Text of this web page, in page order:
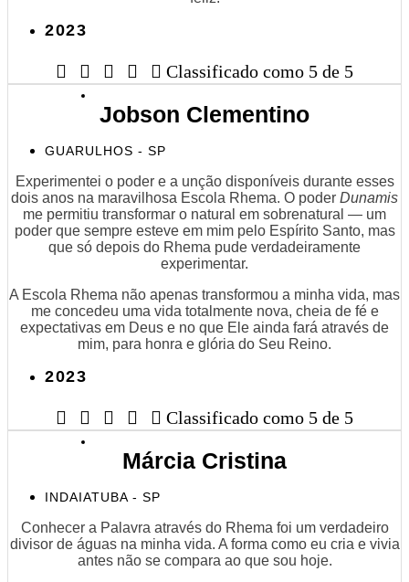
2023
     Classificado como 5 de 5
Jobson Clementino
GUARULHOS - SP
Experimentei o poder e a unção disponíveis durante esses
dois anos na maravilhosa Escola Rhema. O poder Dunamis
me permitiu transformar o natural em sobrenatural — um
poder que sempre esteve em mim pelo Espírito Santo, mas
que só depois do Rhema pude verdadeiramente
experimentar.
A Escola Rhema não apenas transformou a minha vida, mas
me concedeu uma vida totalmente nova, cheia de fé e
expectativas em Deus e no que Ele ainda fará através de
mim, para honra e glória do Seu Reino.
2023
     Classificado como 5 de 5
Márcia Cristina
INDAIATUBA - SP
Conhecer a Palavra através do Rhema foi um verdadeiro
divisor de águas na minha vida. A forma como eu cria e vivia
antes não se compara ao que sou hoje.